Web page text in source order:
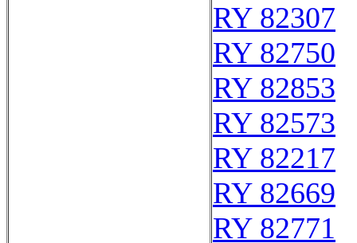
RY 82307
RY 82750
RY 82853
RY 82573
RY 82217
RY 82669
RY 82771